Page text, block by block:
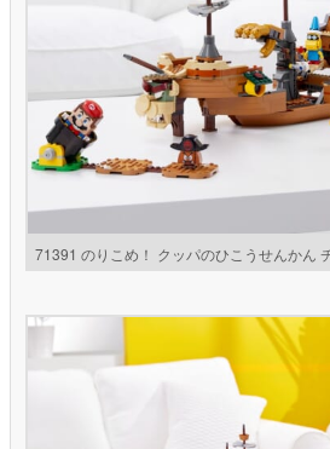
71391 のりこめ！ クッパのひこうせんかん